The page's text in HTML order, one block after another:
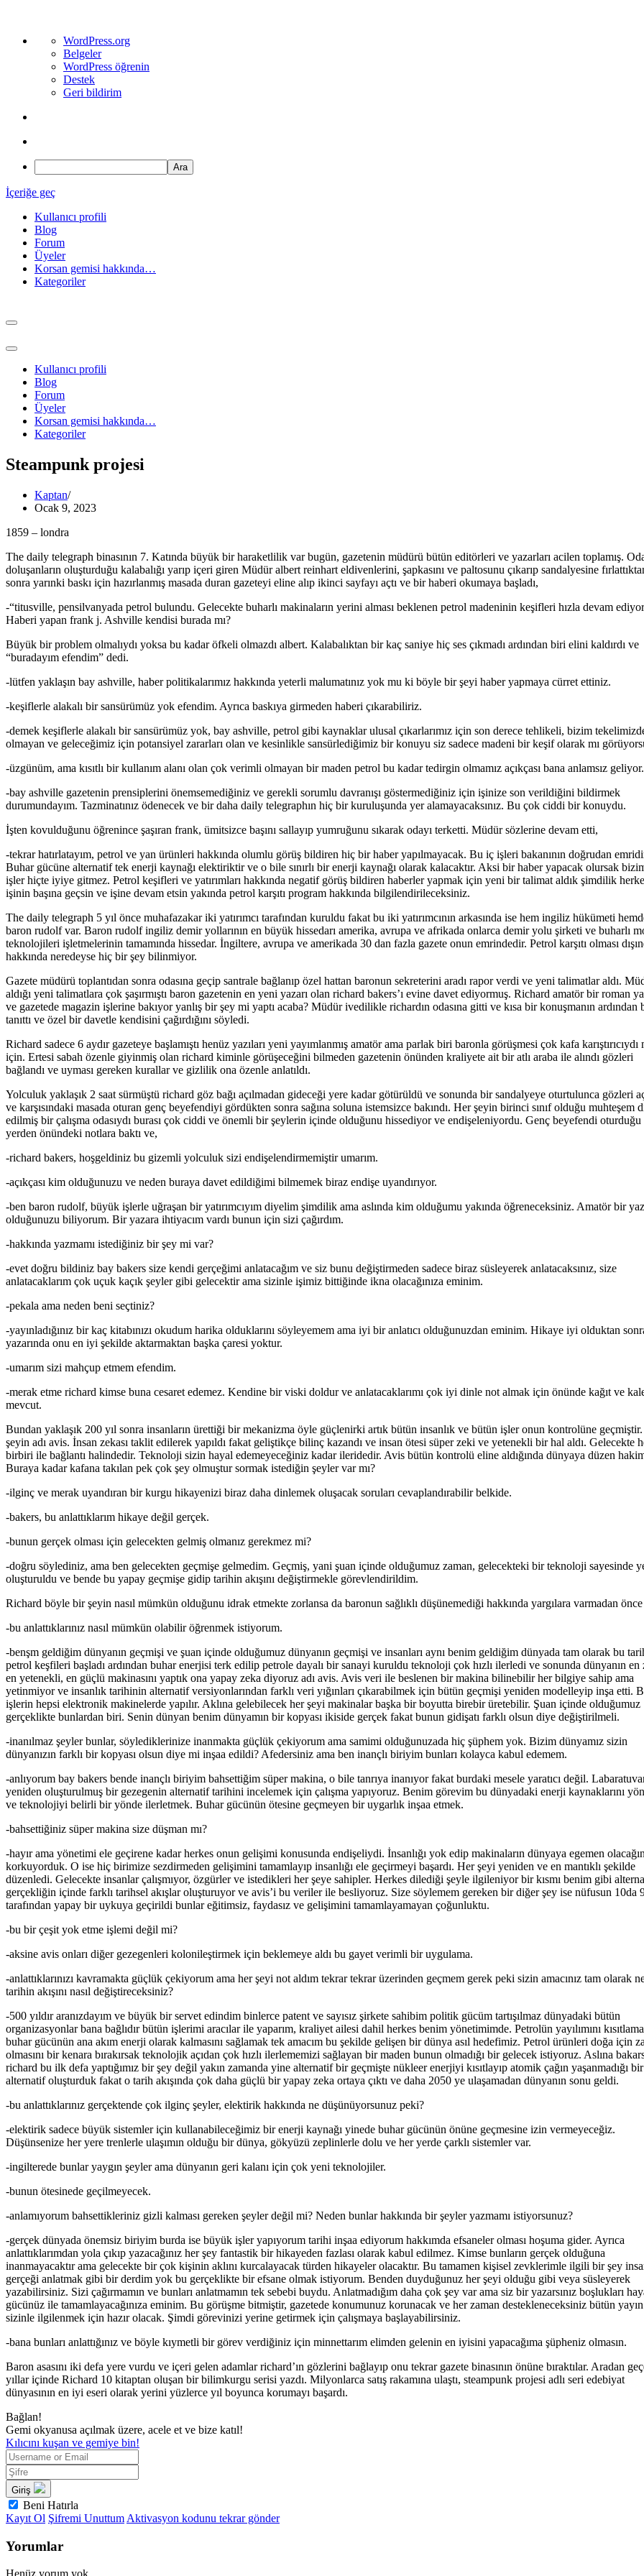
WordPress
hakkında
WordPress.org
Belgeler
WordPress öğrenin
Destek
Geri bildirim
Ara
İçeriğe geç
Kullanıcı profili
Blog
Forum
Üyeler
Korsan gemisi hakkında…
Kategoriler
Dolaşım
Dolaşım
menüsüKullanıcı profili
Blog
Forum
Üyeler
Korsan gemisi hakkında…
Kategoriler
Steampunk projesi
Kaptan
Ocak 9, 2023
1859 – londra
The daily telegraph binasının 7. Katında büyük bir haraketlilik var bugün, gazetenin müdürü bütün editörleri ve yazarları acilen toplamış.
doluşanların oluşturduğu kalabalığı yarıp içeri giren Müdür albert reinhart eldivenlerini, şapkasını ve paltosunu çıkarıp sandalyesine
sonra yarınki baskı için hazırlanmış masada duran gazeteyi eline alıp ikinci sayfayı açtı ve bir haberi okumaya başladı,
-“titusville, pensilvanyada petrol bulundu. Gelecekte buharlı makinaların yerini alması beklenen petrol madeninin keşifleri hızla devam
Haberi yapan frank j. Ashville kendisi burada mı?
Büyük bir problem olmalıydı yoksa bu kadar öfkeli olmazdı albert. Kalabalıktan bir kaç saniye hiç ses çıkmadı ardından biri elini kaldırdı ve
“buradayım efendim” dedi.
-lütfen yaklaşın bay ashville, haber politikalarımız hakkında yeterli malumatınız yok mu ki böyle bir şeyi haber yapmaya cürret ettiniz.
-keşiflerle alakalı bir sansürümüz yok efendim. Ayrıca baskıya girmeden haberi çıkarabiliriz.
-demek keşiflerle alakalı bir sansürümüz yok, bay ashville, petrol gibi kaynaklar ulusal çıkarlarımız için son derece tehlikeli, bizim
olmayan ve geleceğimiz için potansiyel zararları olan ve kesinlikle sansürlediğimiz bir konuyu siz sadece madeni bir keşif olarak mı
-üzgünüm, ama kısıtlı bir kullanım alanı olan çok verimli olmayan bir maden petrol bu kadar tedirgin olmamız açıkçası bana anlamsız geliyor.
-bay ashville gazetenin prensiplerini önemsemediğiniz ve gerekli sorumlu davranışı göstermediğiniz için işinize son verildiğini bildirmek
durumundayım. Tazminatınız ödenecek ve bir daha daily telegraphın hiç bir kuruluşunda yer alamayacaksınız. Bu çok ciddi bir konuydu.
İşten kovulduğunu öğrenince şaşıran frank, ümitsizce başını sallayıp yumruğunu sıkarak odayı terketti. Müdür sözlerine devam etti,
-tekrar hatırlatayım, petrol ve yan ürünleri hakkında olumlu görüş bildiren hiç bir haber yapılmayacak. Bu iç işleri bakanının doğrudan
Buhar gücüne alternatif tek enerji kaynağı elektiriktir ve o bile sınırlı bir enerji kaynağı olarak kalacaktır. Aksi bir haber yapacak olursak
işler hiçte iyiye gitmez. Petrol keşifleri ve yatırımları hakkında negatif görüş bildiren haberler yapmak için yeni bir talimat aldık şimdilik
işinin başına geçsin ve işine devam etsin yakında petrol karşıtı program hakkında bilgilendirileceksiniz.
The daily telegraph 5 yıl önce muhafazakar iki yatırımcı tarafından kuruldu fakat bu iki yatırımcının arkasında ise hem ingiliz hükümeti
baron rudolf var. Baron rudolf ingiliz demir yollarının en büyük hissedarı amerika, avrupa ve afrikada onlarca demir yolu şirketi ve buharlı
teknolojileri işletmelerinin tamamında hissedar. İngiltere, avrupa ve amerikada 30 dan fazla gazete onun emrindedir. Petrol karşıtı olması
hakkında neredeyse hiç bir şey bilinmiyor.
Gazete müdürü toplantıdan sonra odasına geçip santrale bağlanıp özel hattan baronun sekreterini aradı rapor verdi ve yeni talimatlar aldı.
aldığı yeni talimatlara çok şaşırmıştı baron gazetenin en yeni yazarı olan richard bakers’ı evine davet ediyormuş. Richard amatör bir roman
ve gazetede magazin işlerine bakıyor yanlış bir şey mi yaptı acaba? Müdür ivedilikle richardın odasına gitti ve kısa bir konuşmanın ardından
tanıttı ve özel bir davetle kendisini çağırdığını söyledi.
Richard sadece 6 aydır gazeteye başlamıştı henüz yazıları yeni yayımlanmış amatör ama parlak biri baronla görüşmesi çok kafa karıştırıcıydı
için. Ertesi sabah özenle giyinmiş olan richard kiminle görüşeceğini bilmeden gazetenin önünden kraliyete ait bir atlı araba ile alındı gözleri
bağlandı ve uyması gereken kurallar ve gizlilik ona özenle anlatıldı.
Yolculuk yaklaşık 2 saat sürmüştü richard göz bağı açılmadan gideceği yere kadar götürüldü ve sonunda bir sandalyeye oturtulunca gözleri
ve karşısındaki masada oturan genç beyefendiyi gördükten sonra sağına soluna istemsizce bakındı. Her şeyin birinci sınıf olduğu muhteşem
edilmiş bir çalışma odasıydı burası çok ciddi ve önemli bir şeylerin içinde olduğunu hissediyor ve endişeleniyordu. Genç beyefendi oturduğu
yerden önündeki notlara baktı ve,
-richard bakers, hoşgeldiniz bu gizemli yolculuk sizi endişelendirmemiştir umarım.
-açıkçası kim olduğunuzu ve neden buraya davet edildiğimi bilmemek biraz endişe uyandırıyor.
-ben baron rudolf, büyük işlerle uğraşan bir yatırımcıyım diyelim şimdilik ama aslında kim olduğumu yakında öğreneceksiniz. Amatör bir
olduğunuzu biliyorum. Bir yazara ihtiyacım vardı bunun için sizi çağırdım.
-hakkında yazmamı istediğiniz bir şey mi var?
-evet doğru bildiniz bay bakers size kendi gerçeğimi anlatacağım ve siz bunu değiştirmeden sadece biraz süsleyerek anlatacaksınız, size
anlatacaklarım çok uçuk kaçık şeyler gibi gelecektir ama sizinle işimiz bittiğinde ikna olacağınıza eminim.
-pekala ama neden beni seçtiniz?
-yayınladığınız bir kaç kitabınızı okudum harika olduklarını söyleyemem ama iyi bir anlatıcı olduğunuzdan eminim. Hikaye iyi olduktan
yazarında onu en iyi şekilde aktarmaktan başka çaresi yoktur.
-umarım sizi mahçup etmem efendim.
-merak etme richard kimse buna cesaret edemez. Kendine bir viski doldur ve anlatacaklarımı çok iyi dinle not almak için önünde kağıt ve
mevcut.
Bundan yaklaşık 200 yıl sonra insanların ürettiği bir mekanizma öyle güçlenirki artık bütün insanlık ve bütün işler onun kontrolüne
şeyin adı avis. İnsan zekası taklit edilerek yapıldı fakat geliştikçe bilinç kazandı ve insan ötesi süper zeki ve yetenekli bir hal aldı. Gelecekte
birbiri ile bağlantı halindedir. Teknoloji sizin hayal edemeyeceğiniz kadar ileridedir. Avis bütün kontrolü eline aldığında dünyaya düzen
Buraya kadar kafana takılan pek çok şey olmuştur sormak istediğin şeyler var mı?
-ilginç ve merak uyandıran bir kurgu hikayenizi biraz daha dinlemek oluşacak soruları cevaplandırabilir belkide.
-bakers, bu anlattıklarım hikaye değil gerçek.
-bunun gerçek olması için gelecekten gelmiş olmanız gerekmez mi?
-doğru söylediniz, ama ben gelecekten geçmişe gelmedim. Geçmiş, yani şuan içinde olduğumuz zaman, gelecekteki bir teknoloji sayesinde
oluşturuldu ve bende bu yapay geçmişe gidip tarihin akışını değiştirmekle görevlendirildim.
Richard böyle bir şeyin nasıl mümkün olduğunu idrak etmekte zorlansa da baronun sağlıklı düşünemediği hakkında yargılara varmadan
-bu anlattıklarınız nasıl mümkün olabilir öğrenmek istiyorum.
-benşm geldiğim dünyanın geçmişi ve şuan içinde olduğumuz dünyanın geçmişi ve insanları aynı benim geldiğim dünyada tam olarak bu
petrol keşfileri başladı ardından buhar enerjisi terk edilip petrole dayalı bir sanayi kuruldu teknoloji çok hızlı ilerledi ve sonunda dünyanın en
en yetenekli, en güçlü makinasını yaptık ona yapay zeka diyoruz adı avis. Avis veri ile beslenen bir makina bilinebilir her bilgiye sahip ama
yetinmiyor ve insanlık tarihinin alternatif versiyonlarından farklı veri yığınları çıkarabilmek için bütün geçmişi yeniden modelleyip inşa etti.
işlerin hepsi elektronik makinelerde yapılır. Aklına gelebilecek her şeyi makinalar başka bir boyutta birebir üretebilir. Şuan içinde olduğumuz
gerçeklikte bunlardan biri. Senin dünyan benim dünyamın bir kopyası ikiside gerçek fakat bunun gidişatı farklı olsun diye değiştirilmeli.
-inanılmaz şeyler bunlar, söylediklerinize inanmakta güçlük çekiyorum ama samimi olduğunuzada hiç şüphem yok. Bizim dünyamız sizin
dünyanızın farklı bir kopyası olsun diye mi inşaa edildi? Afedersiniz ama ben inançlı biriyim bunları kolayca kabul edemem.
-anlıyorum bay bakers bende inançlı biriyim bahsettiğim süper makina, o bile tanrıya inanıyor fakat burdaki mesele yaratıcı değil.
yeniden oluşturulmuş bir gezegenin alternatif tarihini incelemek için çalışma yapıyoruz. Benim görevim bu dünyadaki enerji kaynaklarını
ve teknolojiyi belirli bir yönde ilerletmek. Buhar gücünün ötesine geçmeyen bir uygarlık inşaa etmek.
-bahsettiğiniz süper makina size düşman mı?
-hayır ama yönetimi ele geçirene kadar herkes onun gelişimi konusunda endişeliydi. İnsanlığı yok edip makinaların dünyaya egemen
korkuyorduk. O ise hiç birimize sezdirmeden gelişimini tamamlayıp insanlığı ele geçirmeyi başardı. Her şeyi yeniden ve en mantıklı şekilde
düzenledi. Gelecekte insanlar çalışmıyor, özgürler ve istedikleri her şeye sahipler. Herkes dilediği şeyle ilgileniyor bir kısmı benim gibi
gerçekliğin içinde farklı tarihsel akışlar oluşturuyor ve avis’i bu veriler ile besliyoruz. Size söylemem gereken bir diğer şey ise nüfusun 10da
tarafından yapay bir uykuya geçirildi bunlar eğitimsiz, faydasız ve gelişimini tamamlayamayan çoğunluktu.
-bu bir çeşit yok etme işlemi değil mi?
-aksine avis onları diğer gezegenleri kolonileştirmek için beklemeye aldı bu gayet verimli bir uygulama.
-anlattıklarınızı kavramakta güçlük çekiyorum ama her şeyi not aldım tekrar tekrar üzerinden geçmem gerek peki sizin amacınız tam olarak
tarihin akışını nasıl değiştireceksiniz?
-500 yıldır aranızdayım ve büyük bir servet edindim binlerce patent ve sayısız şirkete sahibim politik gücüm tartışılmaz dünyadaki bütün
organizasyonlar bana bağlıdır bütün işlerimi aracılar ile yaparım, kraliyet ailesi dahil herkes benim yönetimimde. Petrolün yayılımını
buhar gücünün ana akım enerji olarak kalmasını sağlamak tek amacım bu şekilde gelişen bir dünya asıl hedefimiz. Petrol ürünleri doğa için
olmasını bir kenara bırakırsak teknolojik açıdan çok hızlı ilerlememizi sağlayan bir maden bunun olmadığı bir gelecek istiyoruz. Aslına
richard bu ilk defa yaptığımız bir şey değil yakın zamanda yine alternatif bir geçmişte nükleer enerjiyi kısıtlayıp atomik çağın yaşanmadığı bir
alternatif oluşturduk fakat o tarih akışında çok daha güçlü bir yapay zeka ortaya çıktı ve daha 2050 ye ulaşamadan dünyanın sonu geldi.
-bu anlattıklarınız gerçektende çok ilginç şeyler, elektirik hakkında ne düşünüyorsunuz peki?
-elektirik sadece büyük sistemler için kullanabileceğimiz bir enerji kaynağı yinede buhar gücünün önüne geçmesine izin vermeyeceğiz.
Düşünsenize her yere trenlerle ulaşımın olduğu bir dünya, gökyüzü zeplinlerle dolu ve her yerde çarklı sistemler var.
-ingilterede bunlar yaygın şeyler ama dünyanın geri kalanı için çok yeni teknolojiler.
-bunun ötesinede geçilmeyecek.
-anlamıyorum bahsettikleriniz gizli kalması gereken şeyler değil mi? Neden bunlar hakkında bir şeyler yazmamı istiyorsunuz?
-gerçek dünyada önemsiz biriyim burda ise büyük işler yapıyorum tarihi inşaa ediyorum hakkımda efsaneler olması hoşuma gider. Ayrıca
anlattıklarımdan yola çıkıp yazacağınız her şey fantastik bir hikayeden fazlası olarak kabul edilmez. Kimse bunların gerçek olduğuna
inanmayacaktır ama gelecekte bir çok kişinin aklını kurcalayacak türden hikayeler olacaktır. Bu tamamen kişisel zevklerimle ilgili bir şey
gerçeği anlatmak gibi bir derdim yok bu gerçeklikte bir efsane olmak istiyorum. Benden duyduğunuz her şeyi olduğu gibi veya süsleyerek
yazabilirsiniz. Sizi çağırmamın ve bunları anlatmamın tek sebebi buydu. Anlatmadığım daha çok şey var ama siz bir yazarsınız boşlukları
gücünüz ile tamamlayacağınıza eminim. Bu görüşme bitmiştir, gazetede konumunuz korunacak ve her zaman destekleneceksiniz bütün
sizinle ilgilenmek için hazır olacak. Şimdi görevinizi yerine getirmek için çalışmaya başlayabilirsiniz.
-bana bunları anlattığınız ve böyle kıymetli bir görev verdiğiniz için minnettarım elimden gelenin en iyisini yapacağıma şüpheniz olmasın.
Baron asasını iki defa yere vurdu ve içeri gelen adamlar richard’ın gözlerini bağlayıp onu tekrar gazete binasının önüne bıraktılar. Aradan
yıllar içinde Richard 10 kitaptan oluşan bir bilimkurgu serisi yazdı. Milyonlarca satış rakamına ulaştı, steampunk projesi adlı seri edebiyat
dünyasının en iyi eseri olarak yerini yüzlerce yıl boyunca korumayı başardı.
Bağlan!
Gemi okyanusa açılmak üzere, acele et ve bize katıl!
Kılıcını kuşan ve gemiye bin!
Giriş
Beni Hatırla
Kayıt Ol Şifremi Unuttum Aktivasyon kodunu tekrar gönder
Yorumlar